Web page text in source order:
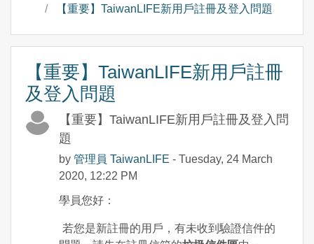
【重要】TaiwanLIFE新用戶註冊及登入問題
【重要】TaiwanLIFE新用戶註冊
及登入問題
【重要】TaiwanLIFE新用戶註冊及登入問
題
by 管理員 TaiwanLIFE - Tuesday, 24 March
2020, 12:22 PM
學員您好：
若您是新註冊的用戶，有未收到驗證信件的